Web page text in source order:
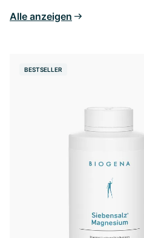
Alle anzeigen
BESTSELLER